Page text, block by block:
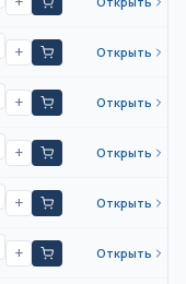
+ Открыть
+ Открыть
+ Открыть
+ Открыть
+ Открыть